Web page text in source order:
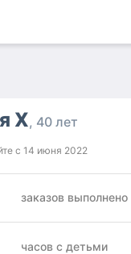
Х 40 лет
с 14 июня 2022
заказов выполнено
часов с детьми